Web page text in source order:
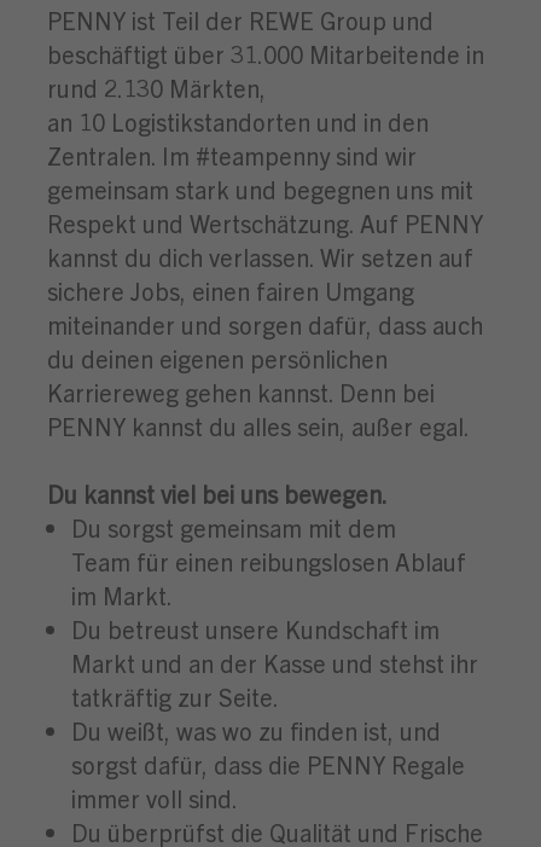
PENNY ist Teil der REWE Group und
beschäftigt über 31.000 Mitarbeitende in
rund 2.130 Märkten,
an 10 Logistikstandorten und in den
Zentralen. Im #teampenny sind wir
gemeinsam stark und begegnen uns mit
Respekt und Wertschätzung. Auf PENNY
kannst du dich verlassen. Wir setzen auf
sichere Jobs, einen fairen Umgang
miteinander und sorgen dafür, dass auch
du deinen eigenen persönlichen
Karriereweg gehen kannst. Denn bei
PENNY kannst du alles sein, außer egal.
Du kannst viel bei uns bewegen.
Du sorgst gemeinsam mit dem
Team für einen reibungslosen Ablauf
im Markt.
Du betreust unsere Kundschaft im
Markt und an der Kasse und stehst ihr
tatkräftig zur Seite.
Du weißt, was wo zu finden ist, und
sorgst dafür, dass die PENNY Regale
immer voll sind.
Du überprüfst die Qualität und Frische